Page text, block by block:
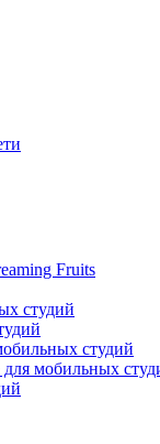
Fruits
студий
студий
мобильных